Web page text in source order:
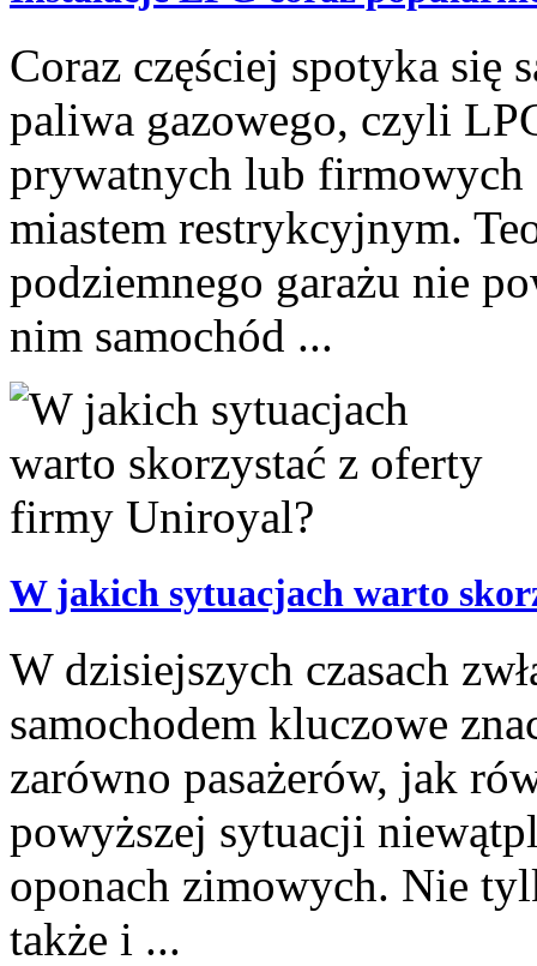
Coraz częściej spotyka się
paliwa gazowego, czyli
prywatnych lub firmowych
miastem restrykcyjnym.
podziemnego garażu nie
nim samochód ...
W jakich sytuacjach warto
W dzisiejszych czasach
samochodem kluczowe
zarówno pasażerów, jak
powyższej sytuacji
oponach zimowych. Nie
także i ...